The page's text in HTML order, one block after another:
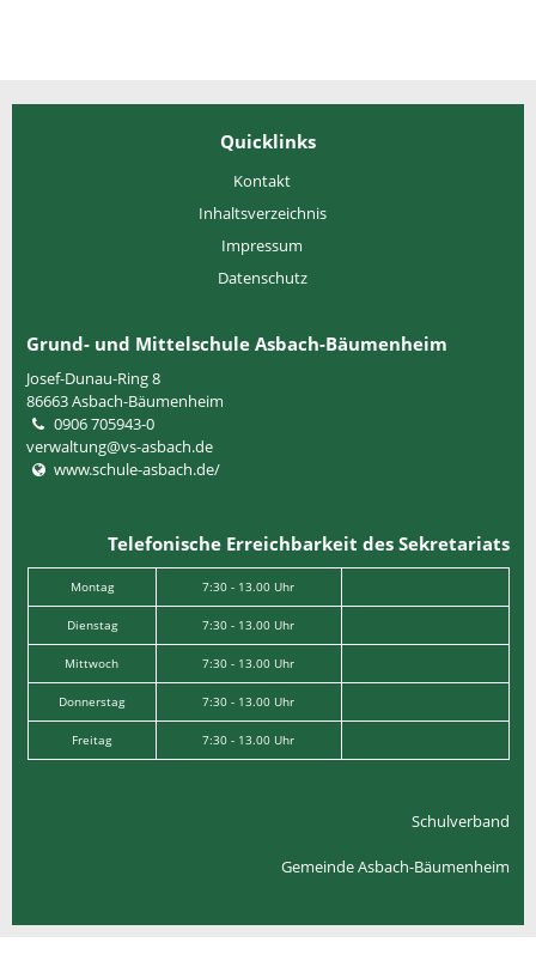
Quicklinks
Kontakt
Inhaltsverzeichnis
Impressum
Datenschutz
Grund- und Mittelschule Asbach-Bäumenheim
Josef-Dunau-Ring 8
86663Asbach-Bäumenheim
0906 705943-0
verwaltung@vs-asbach.de
www.schule-asbach.de/
Telefonische Erreichbarkeit des Sekretariats
Montag 7:30 - 13.00 Uhr
Dienstag 7:30 - 13.00 Uhr
Mittwoch 7:30 - 13.00 Uhr
Donnerstag 7:30 - 13.00 Uhr
Freitag 7:30 - 13.00 Uhr
Schulverband
Gemeinde Asbach-Bäumenheim